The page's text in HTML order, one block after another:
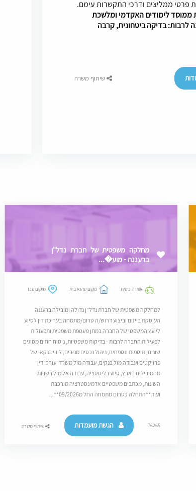
לימודים האקדמי ומלשכת
לרבות: בדיקה ביטחונית, קרבה
שיתוף משרה
מחלקה משפטית של חברת נדל"ן
ברעננה - מוע�...
אווירה כיפית מקום שהוא בית מיקום פגז
למחלקה משפטית של חברת נדל"ן גדולה ומובילה ברעננה
העוסקת בייזום וביצוע דרוש/ה טרום/מתמחה בעריכת דין לסיוע
ליועץ המשפטי של החברה במתן מעטפת משפטית ותפעולית
לפעילות החברה לרבות - בדיקות משפטיות, ניסוח חוזים מסוגים
שונים, תוספות ונספחים, ניהול נכסים מניבים, ליווי בנקאי של
פרויקטים ועבודה מול בנקים, עבודה מול משרדי עורכי דין
מהמובילים בארץ, סיוע בליטיגציה, עבודה אל מול רשויות
השונות, מכתבים משפטיים אדמינסטרציה מורכבת
ועוד.**התחלה כטרום מתמחה החל מ09/2026**...
76265 הגשת מועמדות שיתוף משרה